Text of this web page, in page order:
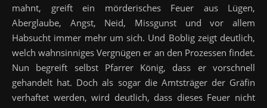
mahnt, greift ein mörderisches Feuer aus Lügen,
Aberglaube, Angst, Neid, Missgunst und vor allem
Habsucht immer mehr um sich. Und Boblig zeigt deutlich,
welch wahnsinniges Vergnügen er an den Prozessen findet.
Nun begreift selbst Pfarrer König, dass er vorschnell
gehandelt hat. Doch als sogar die Amtsträger der Gräfin
verhaftet werden, wird deutlich, dass dieses Feuer nicht